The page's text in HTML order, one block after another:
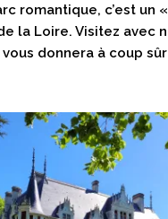
romantique, c’est un
la Loire. Visitez avec
donnera à coup sûr